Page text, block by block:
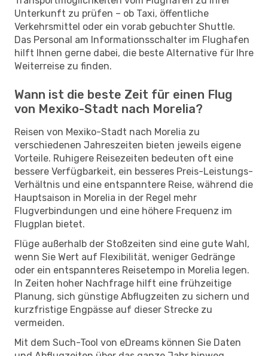
Unterkunft zu prüfen – ob Taxi, öffentliche
Verkehrsmittel oder ein vorab gebuchter Shuttle.
Das Personal am Informationsschalter im Flughafen
hilft Ihnen gerne dabei, die beste Alternative für Ihre
Weiterreise zu finden.
Wann ist die beste Zeit für einen Flug
von Mexiko-Stadt nach Morelia?
Reisen von Mexiko-Stadt nach Morelia zu
verschiedenen Jahreszeiten bieten jeweils eigene
Vorteile. Ruhigere Reisezeiten bedeuten oft eine
bessere Verfügbarkeit, ein besseres Preis-Leistungs-
Verhältnis und eine entspanntere Reise, während die
Hauptsaison in Morelia in der Regel mehr
Flugverbindungen und eine höhere Frequenz im
Flugplan bietet.
Flüge außerhalb der Stoßzeiten sind eine gute Wahl,
wenn Sie Wert auf Flexibilität, weniger Gedränge
oder ein entspannteres Reisetempo in Morelia legen.
In Zeiten hoher Nachfrage hilft eine frühzeitige
Planung, sich günstige Abflugzeiten zu sichern und
kurzfristige Engpässe auf dieser Strecke zu
vermeiden.
Mit dem Such-Tool von eDreams können Sie Daten